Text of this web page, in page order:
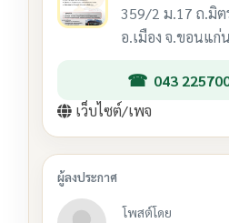
359/2 ม.17 ถ.มิต
อ.เมือง จ.ขอนแก่
043
เว็บไซต์/เพจ
โพสต์โดย